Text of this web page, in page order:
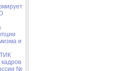
и
кадров
№